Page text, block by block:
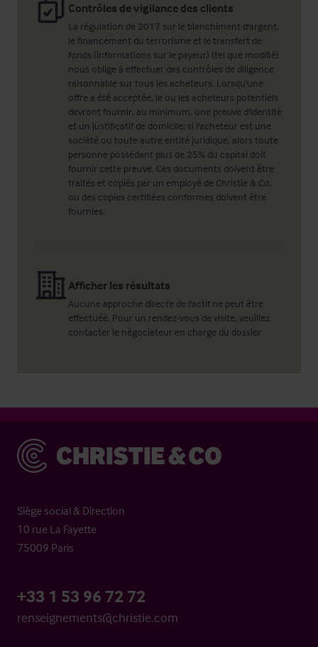
Contrôles de vigilance des clients
La régulation de 2017 sur le blanchiment d'argent,
le financement du terrorisme et le transfert de
fonds (informations sur le payeur) (tel que modifié)
nous oblige à effectuer des contrôles de diligence
raisonnable sur tous les acheteurs. Lorsqu'une
offre a été acceptée, le ou les acheteurs potentiels
devront fournir, au minimum, une preuve d'identité
et un justificatif de domicile; si l'acheteur est une
société ou toute autre entité juridique, alors toute
personne possédant plus de 25% du capital doit
fournir cette preuve. Ces documents doivent être
traités et copiés par un employé de Christie & Co,
ou des copies certifiées conformes doivent être
fournies.
Afficher les résultats
Aucune approche directe de l'actif ne peut être
effectuée. Pour un rendez-vous de visite, veuillez
contacter le négociateur en charge du dossier
Christie & Co
Siège social & Direction
10 rue La Fayette
75009 Paris
+33 1 53 96 72 72
renseignements@christie.com